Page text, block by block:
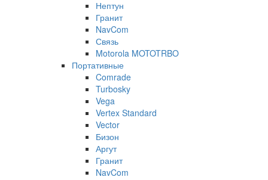
Нептун
Гранит
NavCom
Связь
Motorola MOTOTRBO
Портативные
Comrade
Turbosky
Vega
Vertex Standard
Vector
Бизон
Аргут
Гранит
NavCom